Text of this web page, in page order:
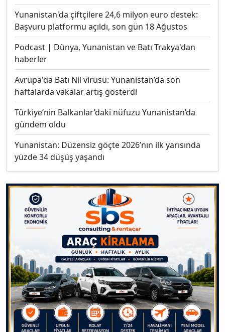
Yunanistan'da çiftçilere 24,6 milyon euro destek:
Başvuru platformu açıldı, son gün 18 Ağustos
Podcast | Dünya, Yunanistan ve Batı Trakya'dan
haberler
Avrupa'da Batı Nil virüsü: Yunanistan’da son
haftalarda vakalar artış gösterdi
Türkiye’nin Balkanlar’daki nüfuzu Yunanistan’da
gündem oldu
Yunanistan: Düzensiz göçte 2026’nın ilk yarısında
yüzde 34 düşüş yaşandı